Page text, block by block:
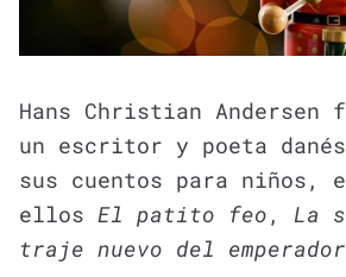
Hans Christian Andersen
un escritor y poeta
sus cuentos para niños,
ellos El patito feo , La
traje nuevo del emperador